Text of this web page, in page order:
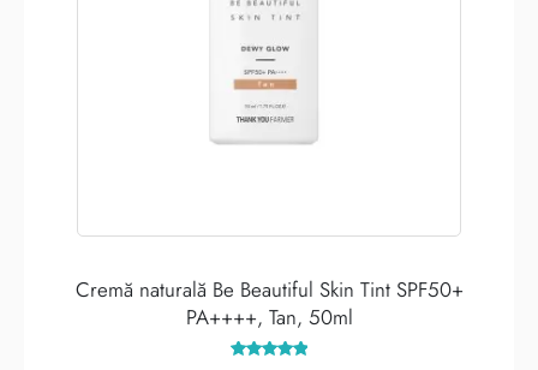
Cremă naturală Be Beautiful Skin Tint SPF50+
PA++++, Tan, 50ml